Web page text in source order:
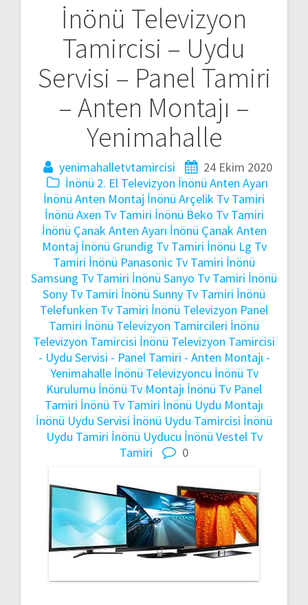
İnönü Televizyon
Tamircisi – Uydu
Servisi – Panel Tamiri
– Anten Montajı –
Yenimahalle
yenimahalletvtamircisi
24 Ekim 2020
İnönü 2. El Televizyon İnönü Anten Ayarı
İnönü Anten Montaj İnönü Arçelik Tv Tamiri
İnönü Axen Tv Tamiri İnönü Beko Tv Tamiri
İnönü Çanak Anten Ayarı İnönü Çanak Anten
Montaj İnönü Grundig Tv Tamiri İnönü Lg Tv
Tamiri İnönü Panasonic Tv Tamiri İnönü
Samsung Tv Tamiri İnönü Sanyo Tv Tamiri İnönü
Sony Tv Tamiri İnönü Sunny Tv Tamiri İnönü
Telefunken Tv Tamiri İnönü Televizyon Panel
Tamiri İnönü Televizyon Tamircileri İnönü
Televizyon Tamircisi İnönü Televizyon Tamircisi
- Uydu Servisi - Panel Tamiri - Anten Montajı -
Yenimahalle İnönü Televizyoncu İnönü Tv
Kurulumu İnönü Tv Montajı İnönü Tv Panel
Tamiri İnönü Tv Tamiri İnönü Uydu Montajı
İnönü Uydu Servisi İnönü Uydu Tamircisi İnönü
Uydu Tamiri İnönü Uyducu İnönü Vestel Tv
Tamiri
0
gezinmesi